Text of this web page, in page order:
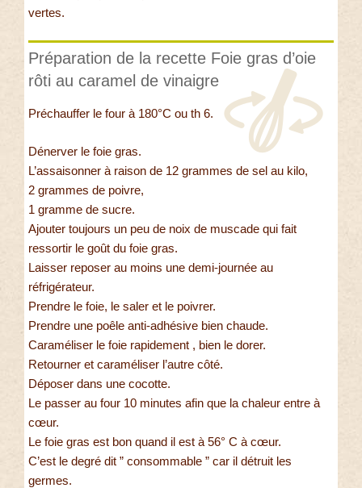
vertes.
Préparation de la recette Foie gras d’oie
rôti au caramel de vinaigre
Préchauffer le four à 180°C ou th 6.
Dénerver le foie gras.
L’assaisonner à raison de 12 grammes de sel au kilo,
2 grammes de poivre,
1 gramme de sucre.
Ajouter toujours un peu de noix de muscade qui fait
ressortir le goût du foie gras.
Laisser reposer au moins une demi-journée au
réfrigérateur.
Prendre le foie, le saler et le poivrer.
Prendre une poêle anti-adhésive bien chaude.
Caraméliser le foie rapidement , bien le dorer.
Retourner et caraméliser l’autre côté.
Déposer dans une cocotte.
Le passer au four 10 minutes afin que la chaleur entre à
cœur.
Le foie gras est bon quand il est à 56° C à cœur.
C’est le degré dit ” consommable ” car il détruit les
germes.